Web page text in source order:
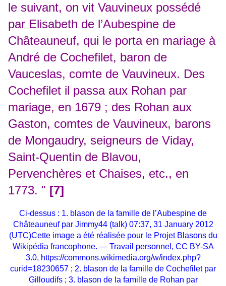
le suivant, on vit Vauvineux possédé
par Elisabeth de l’Aubespine de
Châteauneuf, qui le porta en mariage à
André de Cochefilet, baron de
Vauceslas, comte de Vauvineux. Des
Cochefilet il passa aux Rohan par
mariage, en 1679 ; des Rohan aux
Gaston, comtes de Vauvineux, barons
de Mongaudry, seigneurs de Viday,
Saint-Quentin de Blavou,
Pervenchères et Chaises, etc., en
1773. " [7]
Ci-dessus : 1. blason de la famille de l’Aubespine de
Châteauneuf par Jimmy44 (talk) 07:37, 31 January 2012
(UTC)Cette image a été réalisée pour le Projet Blasons du
Wikipédia francophone. — Travail personnel, CC BY-SA
3.0, https://commons.wikimedia.org/w/index.php?
curid=18230657 ; 2. blason de la famille de Cochefilet par
Gilloudifs ; 3. blason de la famille de Rohan par